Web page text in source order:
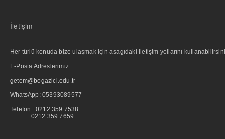
İletişim
Her türlü konuda bize ulaşmak için asagıdaki iletişim yollarını
E-Posta Adreslerimiz:
getem@bogazici.edu.tr
WhatsApp: 05393089577
Telefon: 0212 359 7538
0212 359 7659